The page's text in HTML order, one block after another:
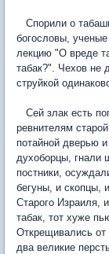
Спорили о
богословы,
лекцию "О вреде
табак?". Чехов не
струйкой
Сей злак есть
ревнителям
потайной дверью
духоборцы, гнали
постники,
бегуны, и скопцы,
Старого Израиля,
табак, тот хуже
Открещивались от
два великие